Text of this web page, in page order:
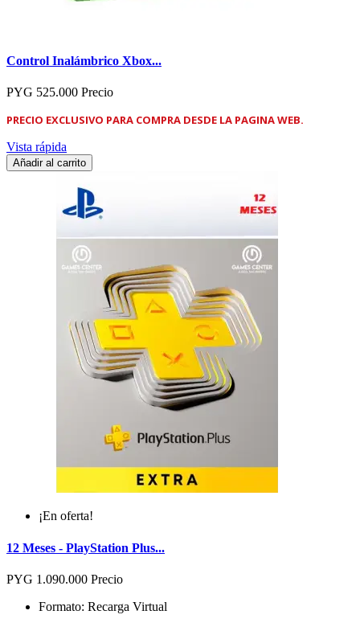
Control Inalámbrico Xbox...
PYG 525.000 Precio
PRECIO EXCLUSIVO PARA COMPRA DESDE LA PAGINA WEB.
Vista rápida
Añadir al carrito
¡En oferta!
12 Meses - PlayStation Plus...
PYG 1.090.000 Precio
Formato: Recarga Virtual